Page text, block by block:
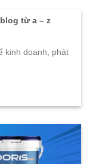
từ a – z
kinh doanh, phát